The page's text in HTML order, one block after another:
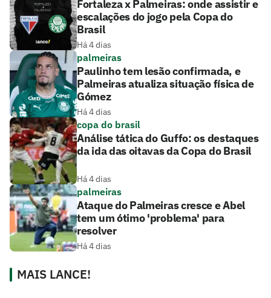
Fortaleza x Palmeiras: onde assistir e
escalações do jogo pela Copa do
Brasil
Há 4 dias
palmeiras
Paulinho tem lesão confirmada, e
Palmeiras atualiza situação física de
Gómez
Há 4 dias
copa do brasil
Análise tática do Guffo: os destaques
da ida das oitavas da Copa do Brasil
Há 4 dias
palmeiras
Ataque do Palmeiras cresce e Abel
tem um ótimo 'problema' para
resolver
Há 4 dias
MAIS LANCE!